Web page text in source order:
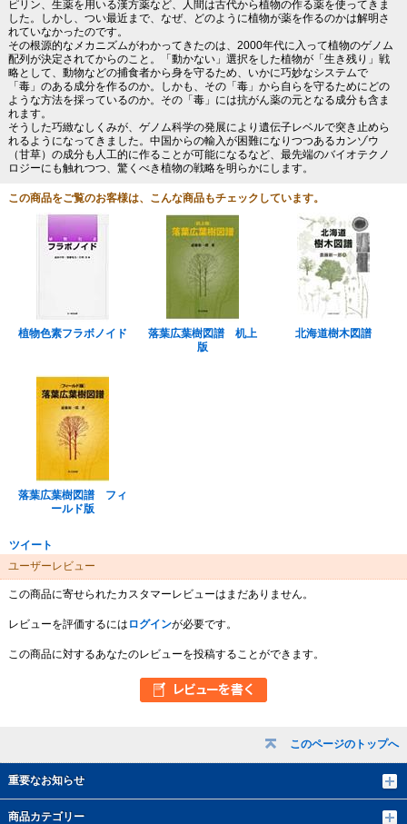
このページのトップへ
重要なお知らせ
商品カテゴリー
ピリン、生薬を用いる漢方薬など、人間は古代から植物の作る薬を使ってきま
した。しかし、つい最近まで、なぜ、どのように植物が薬を作るのかは解明さ
れていなかったのです。
その根源的なメカニズムがわかってきたのは、2000年代に入って植物のゲノム
配列が決定されてからのこと。「動かない」選択をした植物が「生き残り」戦
略として、動物などの捕食者から身を守るため、いかに巧妙なシステムで
「毒」のある成分を作るのか。しかも、その「毒」から自らを守るためにどの
ような方法を採っているのか。その「毒」には抗がん薬の元となる成分も含ま
れます。
そうした巧緻なしくみが、ゲノム科学の発展により遺伝子レベルで突き止めら
れるようになってきました。中国からの輸入が困難になりつつあるカンゾウ
（甘草）の成分も人工的に作ることが可能になるなど、最先端のバイオテクノ
ロジーにも触れつつ、驚くべき植物の戦略を明らかにします。
この商品をご覧のお客様は、こんな商品もチェックしています。
植物色素フラボノイド
落葉広葉樹図譜 机上
版
北海道樹木図譜
落葉広葉樹図譜 フィ
ールド版
ツイート
ユーザーレビュー
この商品に寄せられたカスタマーレビューはまだありません。
レビューを評価するには ログインが必要です。
この商品に対するあなたのレビューを投稿することができます。